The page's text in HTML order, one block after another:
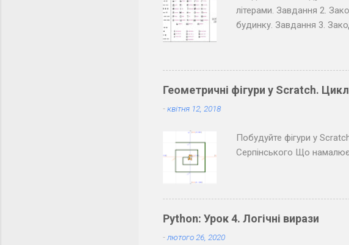
літерами. Завдання 2.
будинку. Завдання 3.
розкодоване
класу. Озвучте його коло
паузи між буквами, ще
товаришів.
Геометричні фігури у Scratch.
-квітня 12, 2018
Побудуйте фігури у
Серпінського Що
Python: Урок 4. Логічні вирази
-лютого 26, 2020